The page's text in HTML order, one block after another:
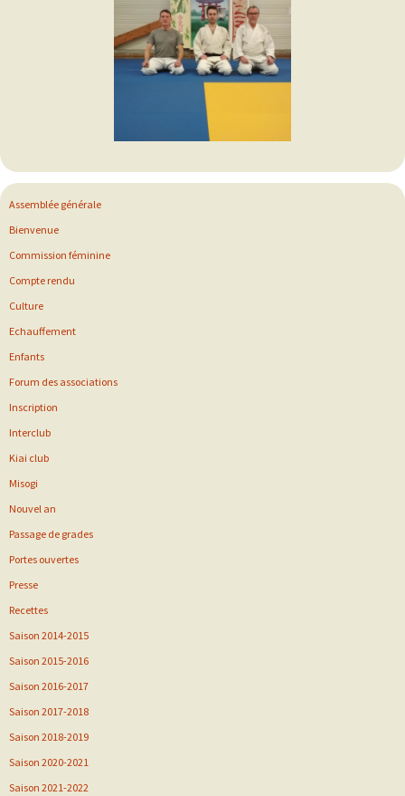
Assemblée générale
Bienvenue
Commission féminine
Compte rendu
Culture
Echauffement
Enfants
Forum des associations
Inscription
Interclub
Kiai club
Misogi
Nouvel an
Passage de grades
Portes ouvertes
Presse
Recettes
Saison 2014-2015
Saison 2015-2016
Saison 2016-2017
Saison 2017-2018
Saison 2018-2019
Saison 2020-2021
Saison 2021-2022